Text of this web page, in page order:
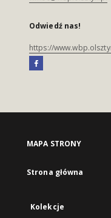
Odwiedź nas!
https://
MAPA STRONY
Strona główna
Kolekcje